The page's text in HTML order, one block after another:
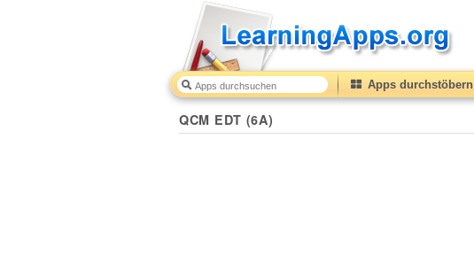
Apps durchstöbern
QCM EDT (6A)